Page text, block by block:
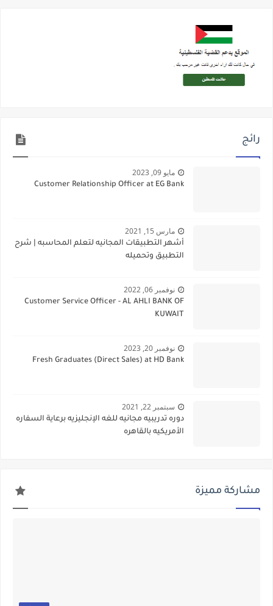
رائج
مايو 09, 2023
Customer Relationship Officer at EG Bank
مارس 15, 2021
أشهر التطبيقات المجانيه لتعلم المحاسبه | شرح
التطبيق وتحميله
نوفمبر 06, 2022
Customer Service Officer - AL AHLI BANK OF
KUWAIT
نوفمبر 20, 2023
Fresh Graduates (Direct Sales) at HD Bank
سبتمبر 22, 2021
دوره تدريبيه مجانيه للغه الإنجليزيه برعاية السفاره
الأمريكيه بالقاهره
مشاركة مميزة